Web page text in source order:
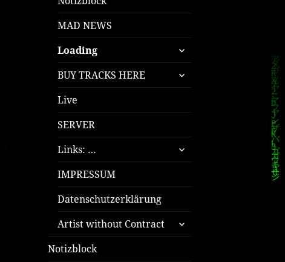
MAD NEWS
Loading
untermenü
öffnen
BUY TRACKS HERE
untermenü
öffnen
Live
SERVER
Links: …
untermenü
öffnen
IMPRESSUM
Datenschutzerklärung
Artist without Contract
untermenü
öffnen
Notizblock